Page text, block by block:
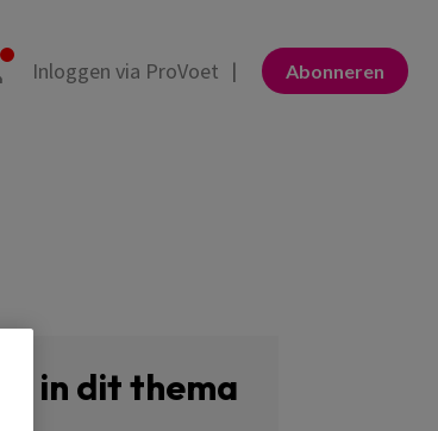
Abonneren
Inloggen via ProVoet
in dit thema